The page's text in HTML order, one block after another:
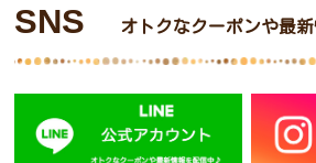
SNS オトクなクーポンや最